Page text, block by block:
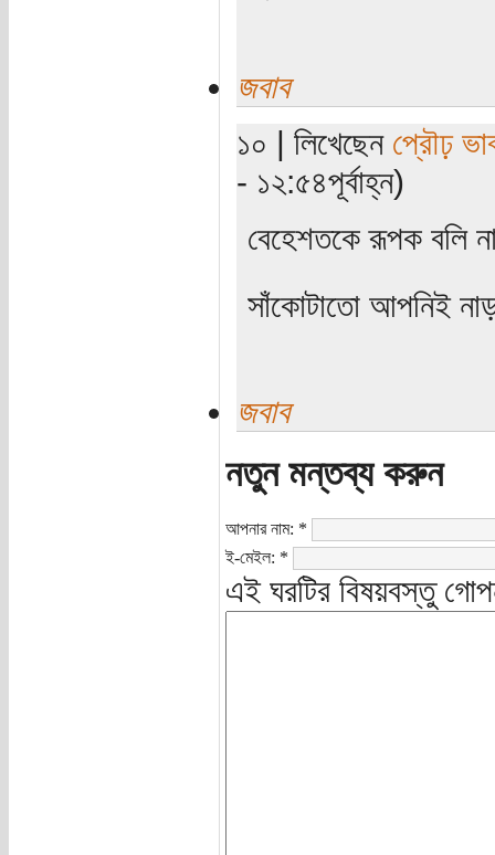
জবাব
১০ | লিখেছেন প্রৌঢ়
- ১২:৫৪পূর্বাহ্ন)
বেহেশতকে রূপক বলি
সাঁকোটাতো আপনিই
জবাব
নতুন মন্তব্য করুন
আপনার নাম: *
ই-মেইল: *
এই ঘরটির বিষয়বস্তু